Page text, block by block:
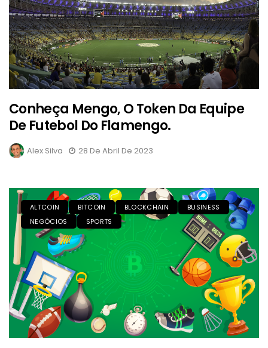
Conheça Mengo, O Token Da Equipe
De Futebol Do Flamengo.
Alex Silva 28 De Abril De 2023
ALTCOIN BITCOIN BLOCKCHAIN
BUSINESS
NEGÓCIOS
SPORTS